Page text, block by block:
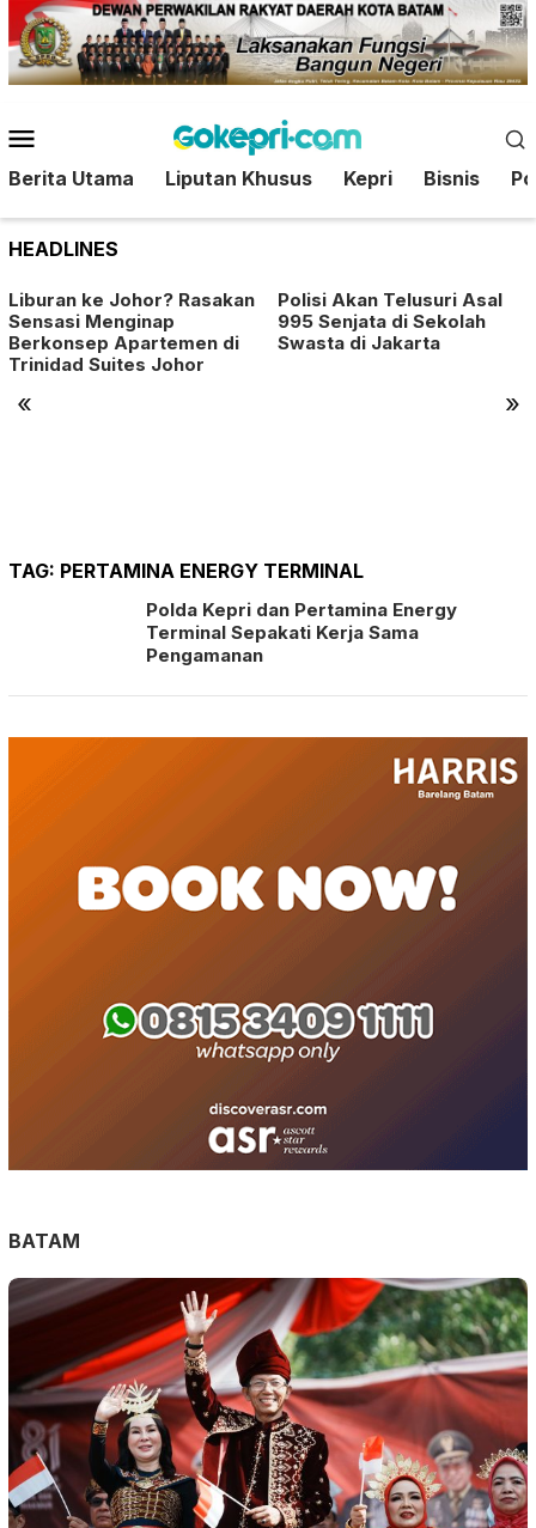
Loncat
ke
konten
Mobile
Berita Utama Liputan Khusus Kepri Bisnis
HEADLINES
« »
Liburan ke Johor? Rasakan
Sensasi Menginap
Berkonsep Apartemen di
Trinidad Suites Johor
Polisi Akan Telusuri Asal
995 Senjata di Sekolah
Swasta di Jakarta
TAG: PERTAMINA ENERGY TERMINAL
Polda Kepri dan Pertamina Energy
Terminal Sepakati Kerja Sama
Pengamanan
BATAM